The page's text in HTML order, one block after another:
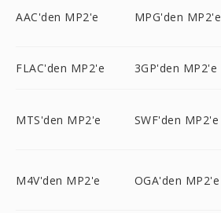
AAC'den MP2'e MPG'den MP2'e
FLAC'den MP2'e 3GP'den MP2'e
MTS'den MP2'e SWF'den MP2'e
M4V'den MP2'e OGA'den MP2'e